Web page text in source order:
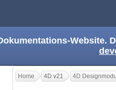
Website.
Home 4D v21 4D